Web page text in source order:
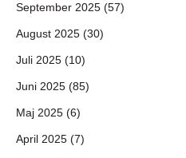
September 2025 (57)
August 2025 (30)
Juli 2025 (10)
Juni 2025 (85)
Maj 2025 (6)
April 2025 (7)